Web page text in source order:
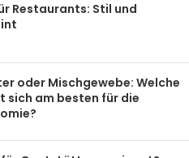
Restaurants: Stil und
oder Mischgewebe: Welche
sich am besten für die